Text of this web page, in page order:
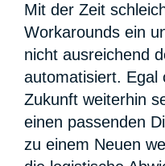
Mit der Zeit
Workarounds ein
nicht ausreichend
automatisiert. Egal
Zukunft weiterhin
einen passenden
zu einem Neuen